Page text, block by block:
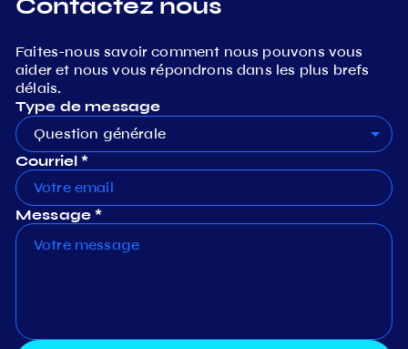
Faites-nous savoir comment nous pouvons vous
aider et nous vous répondrons dans les plus brefs
délais.
Type de message
Question générale
Courriel *
Message *